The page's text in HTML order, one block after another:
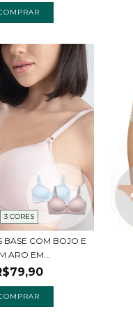
3 CORES
BASE COM BOJO E
ARO EM...